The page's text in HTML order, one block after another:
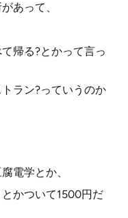
あって、
帰る?とかって言っ
ラン?っていうのか
電学とか、
かついて1500円だ